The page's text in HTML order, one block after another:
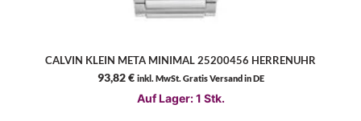
CALVIN KLEIN META MINIMAL 25200456 HERRENUHR
93,82€ inkl. MwSt. Gratis Versand in DE
Auf Lager: 1 Stk.